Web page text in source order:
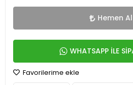
Hemen Al
WHATSAPP İLE
Favorilerime ekle